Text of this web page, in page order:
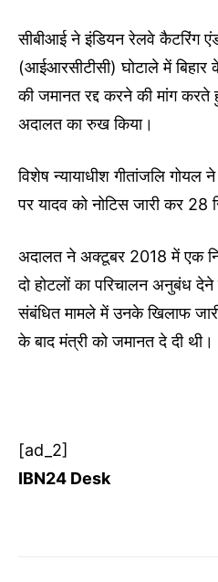
सीबीआई ने इंडियन रेलवे कैटरिंग
(आईआरसीटीसी) घोटाले में बिहार
की जमानत रद्द करने की मांग करते
अदालत का रुख किया।
विशेष न्यायाधीश गीतांजलि गोयल
पर यादव को नोटिस जारी कर 28
अदालत ने अक्टूबर 2018 में एक
दो होटलों का परिचालन अनुबंध
संबंधित मामले में उनके खिलाफ
के बाद मंत्री को जमानत दे दी थी।
[ad_2]
IBN24 Desk